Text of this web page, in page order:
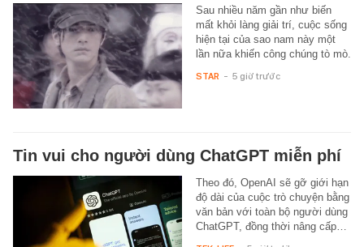
Sau nhiều năm gần như biến
mất khỏi làng giải trí, cuộc sống
hiện tại của sao nam này một
lần nữa khiến công chúng tò mò.
STAR - 5 giờ trước
Tin vui cho người dùng ChatGPT miễn phí
Theo đó, OpenAI sẽ gỡ giới hạn
độ dài của cuộc trò chuyện bằng
văn bản với toàn bộ người dùng
ChatGPT, đồng thời nâng cấp…